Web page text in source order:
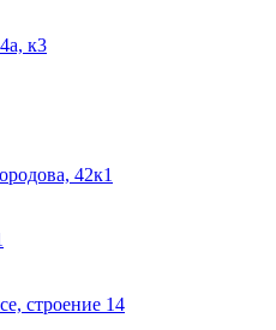
к3
42к1
строение 14